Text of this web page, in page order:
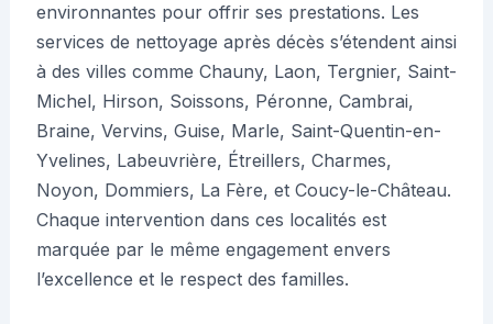
environnantes pour offrir ses prestations. Les
services de nettoyage après décès s’étendent ainsi
à des villes comme Chauny, Laon, Tergnier, Saint-
Michel, Hirson, Soissons, Péronne, Cambrai,
Braine, Vervins, Guise, Marle, Saint-Quentin-en-
Yvelines, Labeuvrière, Étreillers, Charmes,
Noyon, Dommiers, La Fère, et Coucy-le-Château.
Chaque intervention dans ces localités est
marquée par le même engagement envers
l’excellence et le respect des familles.